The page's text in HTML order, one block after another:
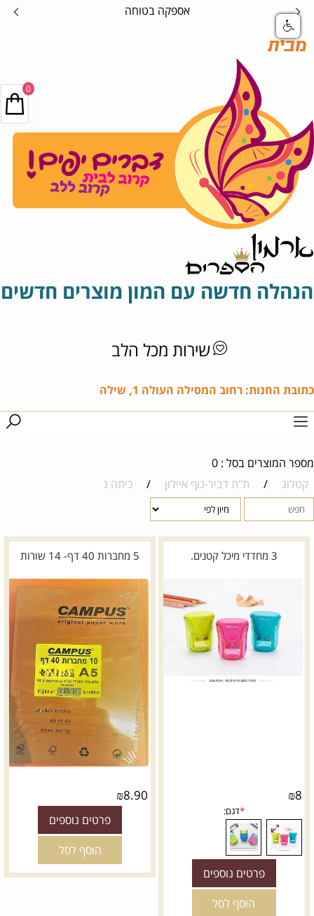
קנה אונליין במהירות ללא לחכות בתור
מבית
הנהלה חדשה עם המון מוצרים חדשים
שירות מכל הלב
כתובת החנות: רחוב המסילה העולה 1, שילה
מספר המוצרים בסל : 0
קטלוג
/ ת"ת דביר-נוף איילון / כיתה ג
0
3 מחדדי מיכל קטנים.
₪8
פרטים נוספים
הוסף לסל
5 מחברות 40 דף- 14 שורות
₪8.90
פרטים נוספים
הוסף לסל